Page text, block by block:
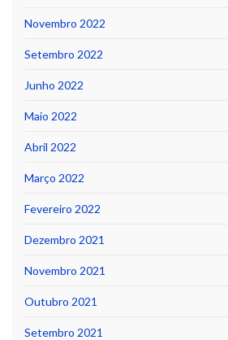
Novembro 2022
Setembro 2022
Junho 2022
Maio 2022
Abril 2022
Março 2022
Fevereiro 2022
Dezembro 2021
Novembro 2021
Outubro 2021
Setembro 2021